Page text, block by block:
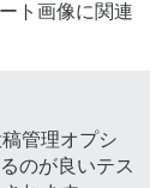
ト画像に関連
管理オプシ
のが良いテス